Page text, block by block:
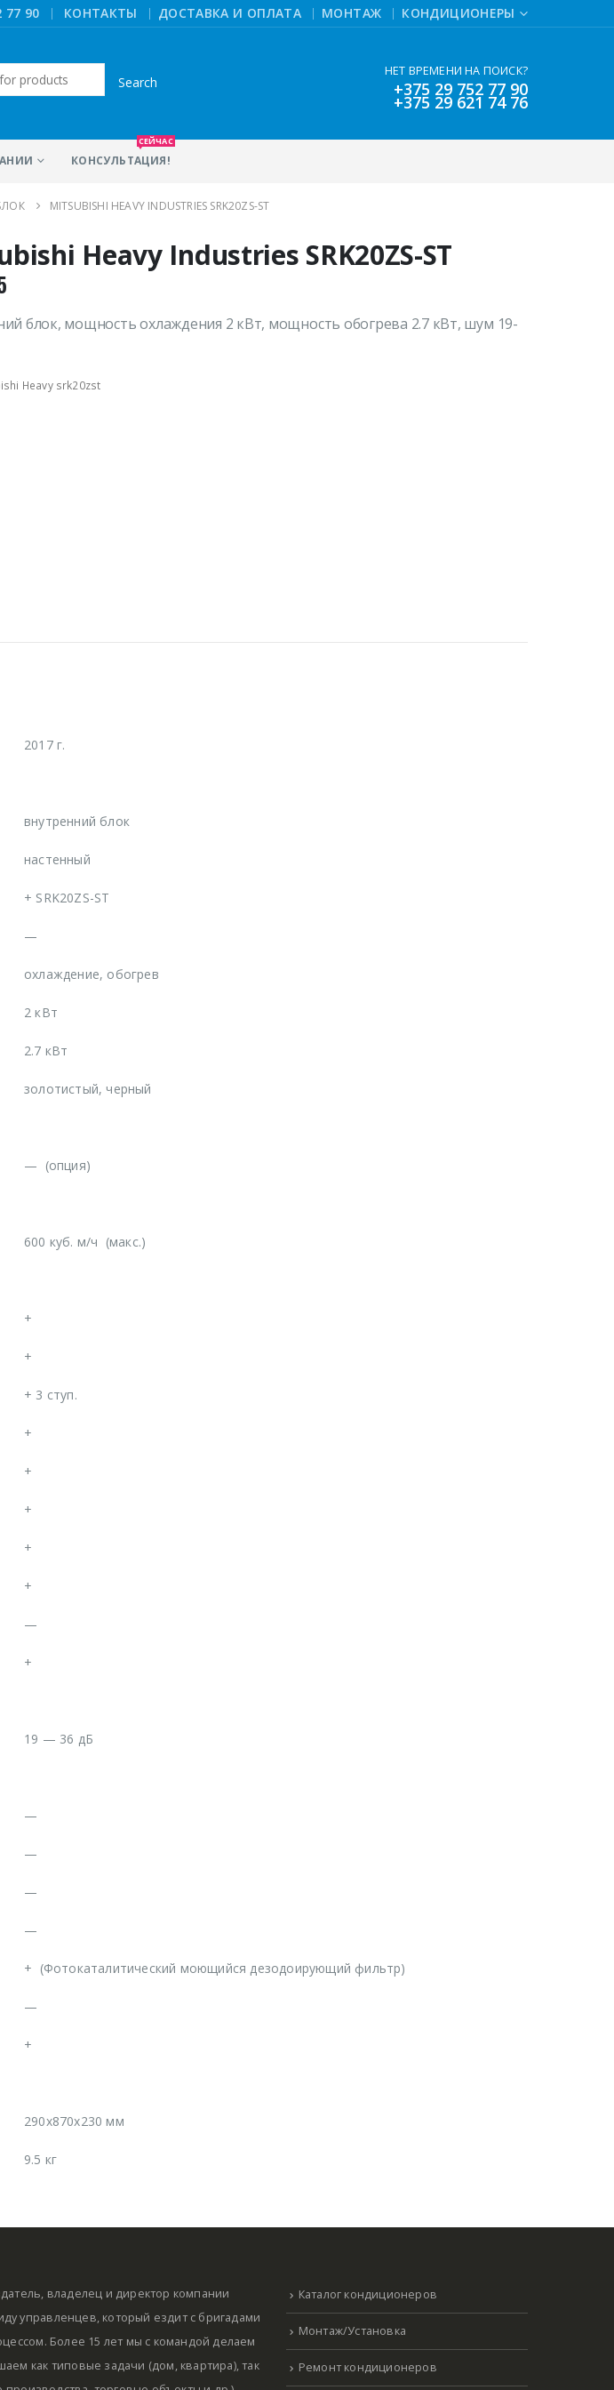
77 90 | КОНТАКТЫ ДОСТАВКА И ОПЛАТА МОНТАЖ КОНДИЦИОНЕРЫ
НЕТ ВРЕМЕНИ НА ПОИСК?
+375 29 752 77 90
+375 29 621 74 76
КОНСУЛЬТАЦИЯ!
СЕЙЧАС
MITSUBISHI HEAVY INDUSTRIES SRK20ZS-ST
Heavy Industries SRK20ZS-ST
блок, мощность охлаждения 2 кВт, мощность обогрева 2.7 кВт, шум 19-
Heavy srk20zst
2017 г.
внутренний блок
настенный
+ SRK20ZS-ST
—
охлаждение, обогрев
2 кВт
2.7 кВт
золотистый, черный
— (опция)
600 куб. м/ч (макс.)
+
+
+ 3 ступ.
+
+
+
+
+
—
+
19 — 36 дБ
—
—
—
—
+ (Фотокаталитический моющийся дезодоирующий фильтр)
—
+
290x870x230 мм
9.5 кг
владелец и директор компании
управленцев, который ездит с бригадами
Более 15 лет мы с командой делаем
как типовые задачи (дом, квартира), так
Каталог кондиционеров
Монтаж/Установка
Ремонт кондиционеров